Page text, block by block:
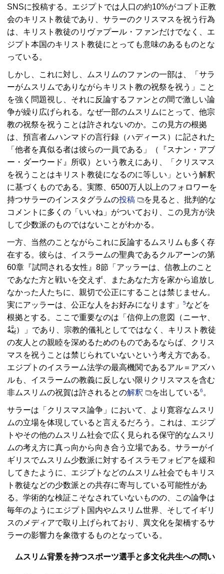
SNSに投稿する。エジプトでは人口の約10%がコプト正教
会のキリスト教徒であり、サラーのクリスマスを祝う行為
は、キリスト教徒のリヴァプール・ファンだけでなく、エ
ジプト本国のキリスト教徒にとっても意味のあるものとな
っている。
しかし、これに対し、ムスリムのファンの一部は、「サラ
ーがムスリムでありながらキリスト教の祝祭を祝う」こと
を強く問題視し、それに反論するファンとの間で激しい論
争が繰り広げられる。なぜ一部のムスリムにとって、他宗
教の祝祭を祝うことは許されないのか。この見方の根拠
は、預言者ムハンマドの言行録（ハディース）に記された
「他者を真似る者は彼らの一員である」（『スナン・アブ
ー・ダーウード』所収）という教えにあり、「クリスマス
を祝うことはキリスト教徒になるのに等しい」という解釈
に基づくものである。実際、6500万人以上のフォロワーを
持つサラーのインスタグラムの投稿
を見ると、批判的な
コメントに多くの「いいね」がついており、この見方が決
して少数派のものではないことがわかる。
一方、当然のことながらこれに反論するムスリムも多く存
在する。彼らは、イスラームの聖典であるクルアーンの第
60章『試問される女性』8節「アッラーは、信教上のこと
であなた方と戦いを交えず、またあなた方を家から追放し
なかった人たちに、親切で公正にすることは禁じません。
実にアッラーは、公正な人をお好みになります」
5などを
根拠とする。ここで重要なのは「信仰上の意図（ニーヤ、
نِيَّةٌ）」であり、宗教的儀礼としてではなく、キリスト教徒
の友人との親睦を深めるためのものであるならば、クリス
マスを祝うことは禁じられていないという考え方である。
エジプトのイスラーム法学の最高機関であるアル＝アズハ
ルも、イスラームの教義に反しない限りクリスマスを含む
非ムスリムの祝賀は許されるとの解釈 を出している6 。
サラーは「クリスマス論争」において、より寛容なムスリ
ムの立場を体現していると言えるだろう。これは、エジプ
トやその他のムスリム社会で広く見られる保守的なムスリ
ムの考え方に真っ向から向き合う立場である。サラーがイ
ギリスでムスリム少数派に対するイスラモフォビアを緩和
してきたように、エジプトなどのムスリム社会でもキリス
ト教徒などの少数派との共存に寄与している可能性があ
る。学術的な検証こそなされていないものの、この論争は
毎年のようにエジプト国内やムスリム世界、そしてイギリ
スのメディアで取り上げられており、異文化を架橋するサ
ラーの影響力を象徴するものとなっている。
ムスリム背景を持つスポーツ選手と多文化共生への問い